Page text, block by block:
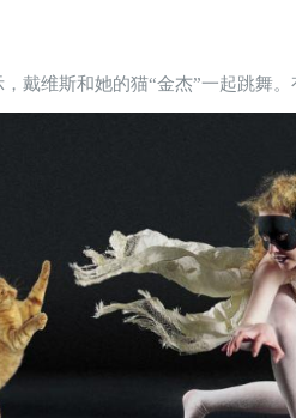
戴维斯和她的猫“金杰”一起跳舞